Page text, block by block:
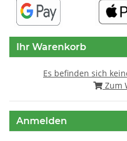
Ihr Warenkorb
Es befinden sich
Zum
Anmelden